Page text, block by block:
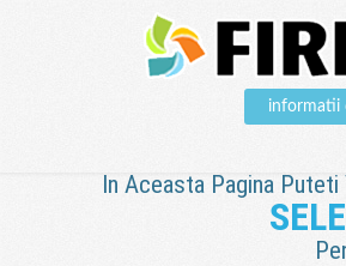
informatii
In Aceasta Pagina